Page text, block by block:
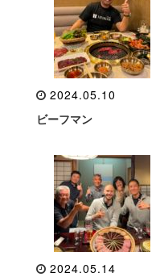
2024.05.10
ビーフマン
2024.05.14